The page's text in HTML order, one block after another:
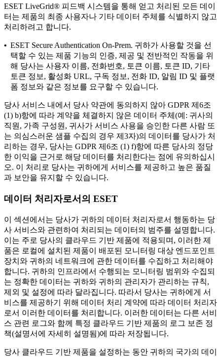
ESET LiveGrid® 피드백 시스템을 통해 얻고 처리된 모든 데이
터는 제품의 최종 사용자나 기타 데이터 주체를 식별하지 않고
처리하려고 합니다.
• ESET Secure Authentication On-Prem. 귀하가 사용할 것을 선
택할 수 있는 제품 기능의 인증, 제공 및 전반적인 작동을 위
해 당사는 사용자 이름, 전화번호, 토큰 이름, 토큰 ID, 기타
토큰 정보, 활성화 URL, 구독 정보, 전화 ID, 알림 ID 및 플랫
폼 정보와 같은 정보를 요구할 수 있습니다.
당사 서비스 내에서 당사 약관에 동의하지 않아 GDPR 제6조
(1) b)항에 따라 계약을 체결하지 않은 데이터 주체(예: 귀사의
직원, 가족 구성원, 귀사가 서비스 사용을 승인한 다른 사람 또
는 의심스러운 샘플 수집의 경우 제3자)의 데이터를 당사가 처
리하는 경우, 당사는 GDPR 제6조 (1) f)항에 따른 당사의 정당
한 이익을 근거로 해당 데이터를 처리한다는 점에 유의하십시
오. 이 처리로 당사는 귀하에게 서비스를 제공하고 높은 품질
과 보안을 유지할 수 있습니다.
데이터 처리자로서의 ESET
이 섹션에서는 당사가 귀하의 데이터 처리자로서 행동하는 당
사 서비스와 관련하여 처리되는 데이터의 범주를 설명합니다.
이는 주로 당사의 클라우드 기반 제품에 적용되며, 이러한 제
품은 로컬에 설치된 제품이 배포된 모니터링 대상 엔드포인트
장치와 귀하의 네트워크에 관한 데이터를 수집하고 처리해야
합니다. 귀하의 인프라에서 수행되는 모니터링 범위와 수집되
는 정확한 데이터는 귀하와 귀하의 관리자가 관리하는 규칙,
제외 및 설정에 따라 달라집니다. 따라서 당사는 귀하에게 서
비스를 제공하기 위해 데이터 처리 계약에 따라 데이터 처리자
로서 이러한 데이터를 처리합니다. 이러한 데이터는 다른 서비
스 관련 로그와 함께 특정 클라우드 기반 제품의 로그 보존 정
책(설명서에 자세히 설명됨)에 따라 저장됩니다.
당사 클라우드 기반 제품을 설정하는 동안 귀하의 국가의 데이